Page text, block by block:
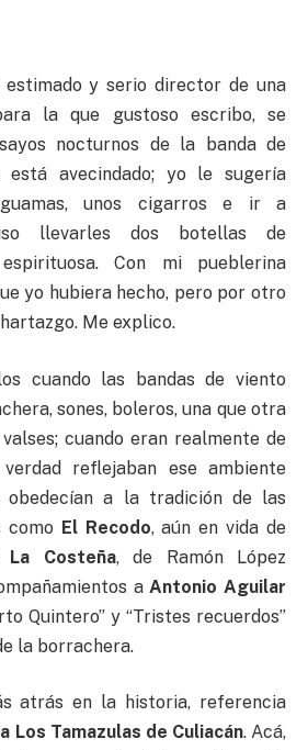
estimado y serio director de una
la que gustoso escribo, se
nocturnos de la banda de
avecindado; yo le sugería
unos cigarros e ir a
llevarles dos botellas de
Con mi pueblerina
yo hubiera hecho, pero por otro
Me explico.
cuando las bandas de viento
sones, boleros, una que otra
cuando eran realmente de
reflejaban ese ambiente
obedecían a la tradición de las
como El Recodo, aún en vida de
La Costeña, de Ramón López
aAntonio Aguilar
Quintero” y “Tristes recuerdos”
la borrachera.
atrás en la historia, referencia
Los Tamazulas de Culiacán. Acá,